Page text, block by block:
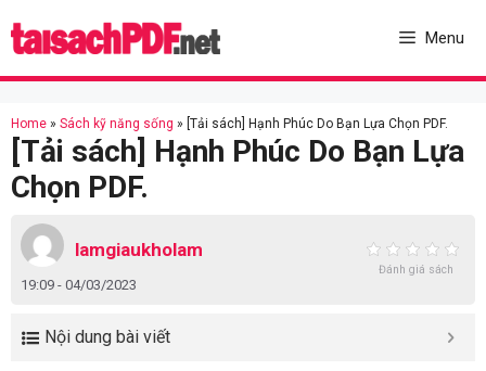
to
Menu
Home » Sách kỹ năng sống » [Tải sách] Hạnh Phúc Do Bạn Lựa Chọn PDF.
[Tải sách] Hạnh Phúc Do Bạn Lựa
Chọn PDF.
lamgiaukholam
19:09 - 04/03/2023
Đánh giá sách
Nội dung bài viết